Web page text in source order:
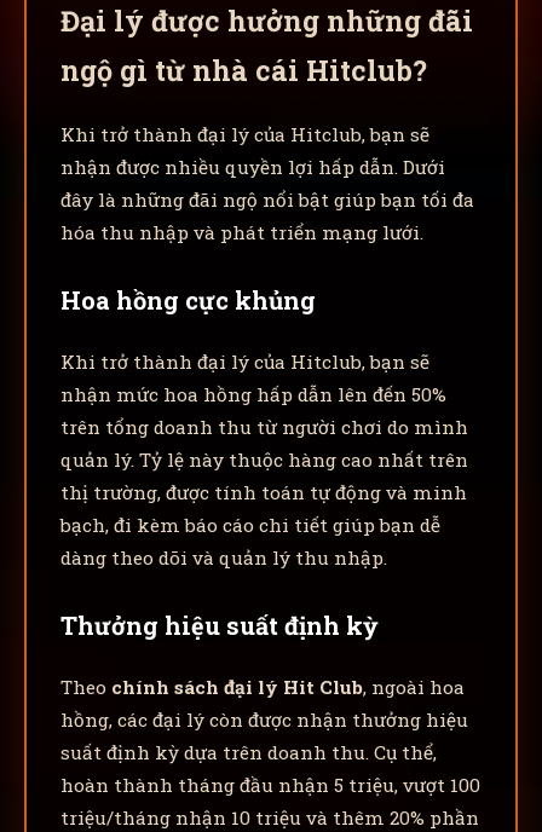
Đại lý được hưởng những đãi
ngộ gì từ nhà cái Hitclub?
Khi trở thành đại lý của Hitclub, bạn sẽ
nhận được nhiều quyền lợi hấp dẫn. Dưới
đây là những đãi ngộ nổi bật giúp bạn tối đa
hóa thu nhập và phát triển mạng lưới.
Hoa hồng cực khủng
Khi trở thành đại lý của Hitclub, bạn sẽ
nhận mức hoa hồng hấp dẫn lên đến 50%
trên tổng doanh thu từ người chơi do mình
quản lý. Tỷ lệ này thuộc hàng cao nhất trên
thị trường, được tính toán tự động và minh
bạch, đi kèm báo cáo chi tiết giúp bạn dễ
dàng theo dõi và quản lý thu nhập.
Thưởng hiệu suất định kỳ
Theo chính sách đại lý Hit Club, ngoài hoa
hồng, các đại lý còn được nhận thưởng hiệu
suất định kỳ dựa trên doanh thu. Cụ thể,
hoàn thành tháng đầu nhận 5 triệu, vượt 100
triệu/tháng nhận 10 triệu và thêm 20% phần